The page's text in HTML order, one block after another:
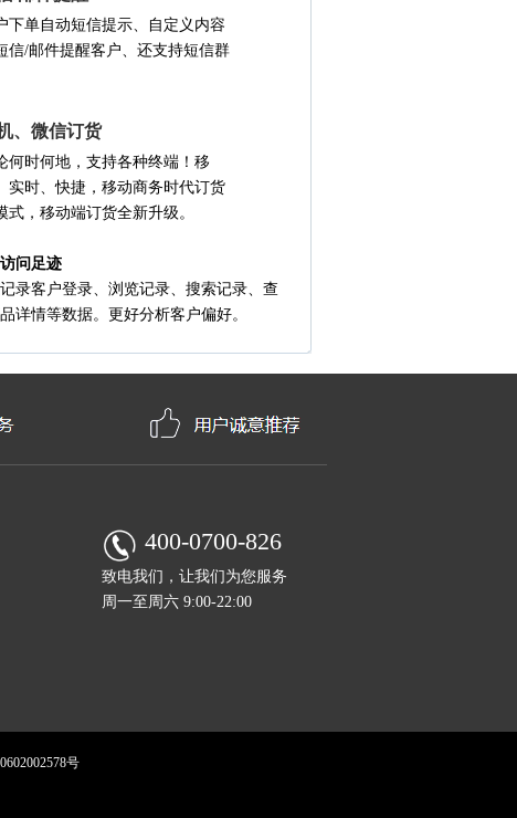
下单自动短信提示、自定义内容
信/邮件提醒客户、还支持短信群
、微信订货
何时何地，支持各种终端！移
实时、快捷，移动商务时代订货
式，移动端订货全新升级。
问足迹
录客户登录、浏览记录、搜索记录、查
详情等数据。更好分析客户偏好。
400-0700-826
致电我们，让我们为您服务
周一至周六 9:00-22:00
号